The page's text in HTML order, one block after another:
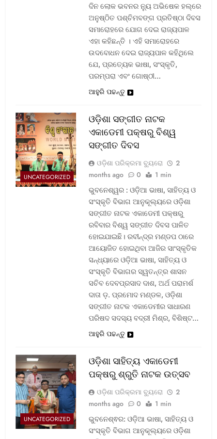
ଦିନ ଲୋକ ଭବନର ନ୍ୟୁ ଅଭିଷେକ ହଲ୍‌ରେ
ଅନୁଷ୍ଠିତ ପଶ୍ଚିମବଙ୍ଗ ପ୍ରତିଷ୍ଠା ଦିବସ
ସମାରୋହରେ ଯୋଗ ଦେଇ ରାଜ୍ୟପାଳ
ଏହା କହିଛନ୍ତି । ଏହି ସମାରୋହରେ
ଉଦବୋଧନ ଦେଇ ରାଜ୍ୟପାଳ କହିଥିଲେ
ଯେ, ପ୍ରତ୍ୟେକ ଭାଷା, ସଂସ୍କୃତି,
ପରମ୍ପରା ଏବଂ ଗୋଷ୍ଠୀ…
ଆହୁରି ପଢନ୍ତୁ
UNCATEGORIZED
ଓଡ଼ିଶା ସଙ୍ଗୀତ ନାଟକ
ଏକାଡେମୀ ପକ୍ଷରୁ ବିଶ୍ୱ
ସଙ୍ଗୀତ ଦିବସ
ଓଡ଼ିଶା ପରିକ୍ରମା ବ୍ୟୁରୋ
2
months ago
0 1 min
ଭୁବନେଶ୍ୱର : ଓଡ଼ିଆ ଭାଷା, ସାହିତ୍ୟ ଓ
ସଂସ୍କୃତି ବିଭାଗ ଆନୁକୂଲ୍ୟରେ ଓଡ଼ିଶା
ସଙ୍ଗୀତ ନାଟକ ଏକାଡେମୀ ପକ୍ଷରୁ
ରବିବାର ବିଶ୍ୱ ସଙ୍ଗୀତ ଦିବସ ପାଳିତ
ହୋଇଯାଇଛି। ରବୀନ୍ଦ୍ର ମଣ୍ଡପ ଠାରେ
ଆୟୋଜିତ ହୋଇଥିବା ଆଜିର ସାଂସ୍କୃତିକ
ସନ୍ଧ୍ୟାରେ ଓଡ଼ିଆ ଭାଷା, ସାହିତ୍ୟ ଓ
ସଂସ୍କୃତି ବିଭାଗର ସ୍ୱତନ୍ତ୍ର ଶାସନ
ସଚିବ ଦେବପ୍ରସାଦ ଦାଶ, ଅର୍ଥ ପରାମର୍ଶ
ଦାତା ଡ଼. ପ୍ରମୋଦ ମଣ୍ଡଳ, ଓଡ଼ିଶା
ସଙ୍ଗୀତ ନାଟକ ଏକାଡେମୀର ସାଧାରଣ
ପରିଷଦ ସଦସ୍ୟ ବଦ୍ରୀ ମିଶ୍ର, ବିଶିଷ୍ଟ…
ଆହୁରି ପଢନ୍ତୁ
UNCATEGORIZED
ଓଡ଼ିଶା ସାହିତ୍ୟ ଏକାଡେମୀ
ପକ୍ଷରୁ ଶ୍ରୁତି ନାଟକ ଉତ୍ସବ
ଓଡ଼ିଶା ପରିକ୍ରମା ବ୍ୟୁରୋ
2
months ago
0 1 min
ଭୁବନେଶ୍ଵର: ଓଡ଼ିଆ ଭାଷା, ସାହିତ୍ୟ ଓ
ସଂସ୍କୃତି ବିଭାଗ ଆନୁକୂଲ୍ୟରେ ଓଡ଼ିଶା